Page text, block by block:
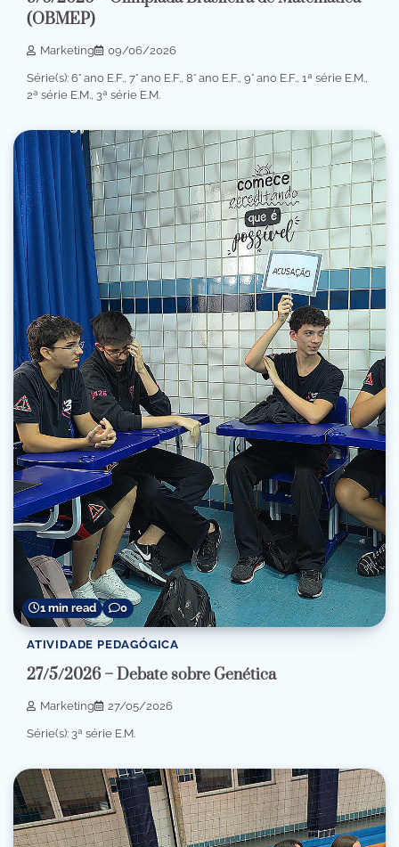
(OBMEP)
Marketing 09/06/2026
Série(s): 6° ano E.F., 7° ano E.F., 8° ano E.F., 9° ano E.F., 1ª série E.M.,
2ª série E.M., 3ª série E.M.
1 min read 0
ATIVIDADE PEDAGÓGICA
27/5/2026 – Debate sobre Genética
Marketing 27/05/2026
Série(s): 3ª série E.M.